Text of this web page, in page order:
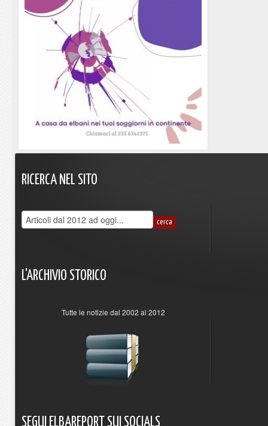
RICERCA NEL SITO
L'ARCHIVIO STORICO
Tutte le notizie dal 2002 al 2012
SEGUI ELBAREPORT SUI SOCIALS